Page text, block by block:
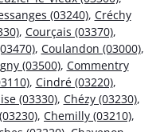
(03240), Créchy
, Courçais (03370),
, Coulandon (03000),
(03500), Commentry
, Cindré (03220),
(03330), Chézy (03230),
, Chemilly (03210),